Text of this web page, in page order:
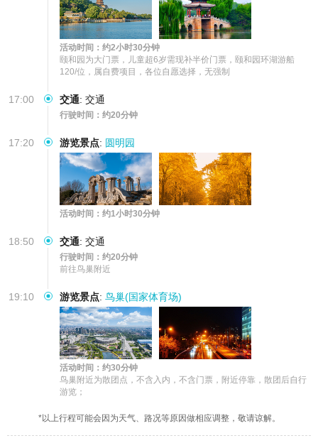
活动时间：约2小时30分钟
颐和园为大门票，儿童超6岁需现补半价门票，颐和园环湖游船
120/位，属自费项目，各位自愿选择，无强制
17:00 交通: 交通
行驶时间：约20分钟
17:20 游览景点: 圆明园
活动时间：约1小时30分钟
18:50 交通: 交通
行驶时间：约20分钟
前往鸟巢附近
19:10 游览景点: 鸟巢(国家体育场)
活动时间：约30分钟
鸟巢附近为散团点，不含入内，不含门票，附近停靠，散团后自行
游览；
*以上行程可能会因为天气、路况等原因做相应调整，敬请谅解。